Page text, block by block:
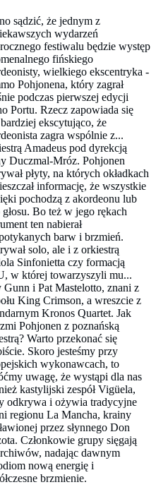
sądzić, że jednym z
wydarzeń
festiwalu będzie występ
fińskiego
wielkiego ekscentryka -
Pohjonena, który zagrał
podczas pierwszej edycji
Portu. Rzecz zapowiada się
ekscytująco, że
zagra wspólnie z...
Amadeus pod dyrekcją
Duczmal-Mróz. Pohjonen
płyty, na których okładkach
informację, że wszystkie
pochodzą z akordeonu lub
głosu. Bo też w jego rękach
ten nabierał
barw i brzmień.
solo, ale i z orkiestrą
Sinfonietta czy formacją
w której towarzyszyli mu...
Gunn i Pat Mastelotto, znani z
King Crimson, a wreszcie z
Kronos Quartet. Jak
Pohjonen z poznańską
Warto przekonać się
Skoro jesteśmy przy
wykonawcach, to
uwagę, że wystąpi dla nas
kastylijski zespół Vigüela,
odkrywa i ożywia tradycyjne
regionu La Mancha, krainy
przez słynnego Don
Członkowie grupy sięgają
nadając dawnym
nową energię i
brzmienie.